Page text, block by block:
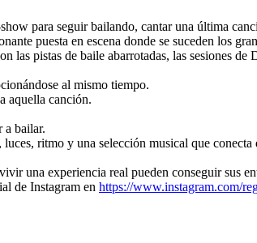
para seguir bailando, cantar una última
puesta en escena donde se suceden los
las pistas de baile abarrotadas, las sesiones
al mismo tiempo.
aquella canción.
a bailar.
ritmo y una selección musical que
una experiencia real pueden conseguir sus
de Instagram en https://www.instagram.com/